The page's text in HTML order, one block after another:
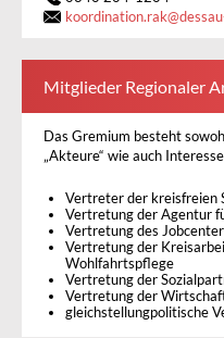
koordination.rak@
Mitglieder Regionaler
Das Gremium besteht
„Akteure“ wie auch
Vertreter der kreisfreien
Vertretung der Agentur
Vertretung des
Vertretung der
Wohlfahrtspflege
Vertretung der
Vertretung der
gleichstellungpolitische